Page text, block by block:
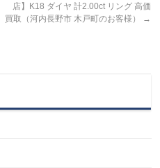
店】K18 ダイヤ 計2.00ct リング 高価
買取（河内長野市 木戸町のお客様）
→